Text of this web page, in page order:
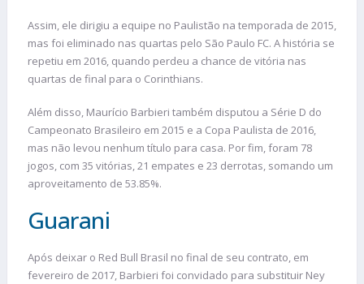
Assim, ele dirigiu a equipe no Paulistão na temporada de 2015,
mas foi eliminado nas quartas pelo São Paulo FC. A história se
repetiu em 2016, quando perdeu a chance de vitória nas
quartas de final para o Corinthians.
Além disso, Maurício Barbieri também disputou a Série D do
Campeonato Brasileiro em 2015 e a Copa Paulista de 2016,
mas não levou nenhum título para casa. Por fim, foram 78
jogos, com 35 vitórias, 21 empates e 23 derrotas, somando um
aproveitamento de 53.85%.
Guarani
Após deixar o Red Bull Brasil no final de seu contrato, em
fevereiro de 2017, Barbieri foi convidado para substituir Ney